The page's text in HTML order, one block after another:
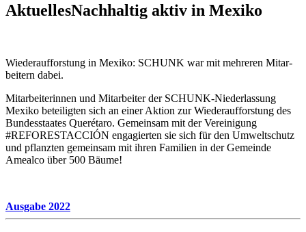
Aktu­ellesNach­haltig aktiv in Mexiko
Wieder­auf­fors­tung in Mexiko: SCHUNK war mit mehreren Mitar­
bei­tern dabei.
Mitar­bei­te­rinnen und Mitar­beiter der SCHUNK-Nieder­las­sung
Mexiko betei­ligten sich an einer Aktion zur Wieder­auf­fors­tung des
Bundes­staates Queré­taro. Gemeinsam mit der Verei­ni­gung
#REFORESTACCIÓN enga­gierten sie sich für den Umwelt­schutz
und pflanzten gemeinsam mit ihren Fami­lien in der Gemeinde
Amealco über 500 Bäume!
Ausgabe 2022